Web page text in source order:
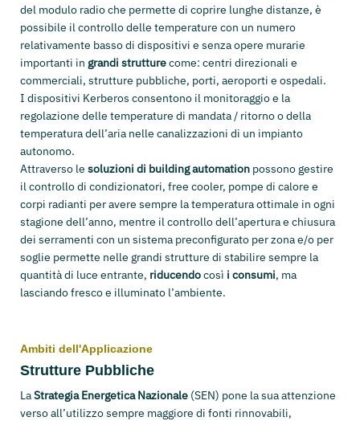
del modulo radio che permette di coprire lunghe distanze, è
possibile il controllo delle temperature con un numero
relativamente basso di dispositivi e senza opere murarie
importanti in grandi strutturecome: centri direzionali e
commerciali, strutture pubbliche, porti, aeroporti e ospedali.
I dispositivi Kerberos consentono il monitoraggio e la
regolazione delle temperature di mandata / ritorno o della
temperatura dell’aria nelle canalizzazioni di un impianto
autonomo.
Attraverso le soluzioni di building automation possono gestire
il controllo di condizionatori, free cooler, pompe di calore e
corpi radianti per avere sempre la temperatura ottimale in ogni
stagione dell’anno, mentre il controllo dell’apertura e chiusura
dei serramenti con un sistema preconfigurato per zona e/o per
soglie permette nelle grandi strutture di stabilire sempre la
quantità di luce entrante, riducendocosì i consumi, ma
lasciando fresco e illuminato l’ambiente.
Ambiti dell'Applicazione
Strutture Pubbliche
LaStrategia Energetica Nazionale (SEN) pone la sua attenzione
verso all’utilizzo sempre maggiore di fonti rinnovabili,